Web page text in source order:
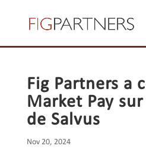
Fig Partners a
Market Pay
de Salvus
Nov 20, 2024